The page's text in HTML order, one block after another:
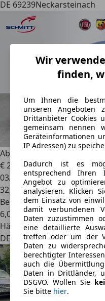
DE 69239Neckarsteinach
Abarth 595
595
€ 22.490
03/2019
32.000 km
Benzin
6,0 l/100 km (komb.)
Händler
DE 69239Neckarsteinach
Wir
finden,
Um Ihnen die
unseren Angeboten
Drittanbieter Cookies
gemeinsam nennen
Geräteinformationen
IP Adressen) zu
Dadurch ist es
entsprechend Ihren
Angebot zu
analysieren. Klicken
dem Einsatz von
damit verbundenen
Daten zuzustimmen
eine detaillierte
treffen oder um der
Daten zu
berechtigter
auch die
Daten in Drittländer,
DSGVO. Wollen Sie
Sie bitte hier.